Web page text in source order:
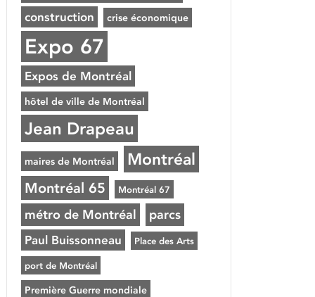
construction crise économique
Expo 67
Expos de Montréal
hôtel de ville de Montréal
Jean Drapeau
maires de Montréal Montréal
Montréal 65 Montréal 67
métro de Montréal parcs
Paul Buissonneau Place des Arts
port de Montréal
Première Guerre mondiale